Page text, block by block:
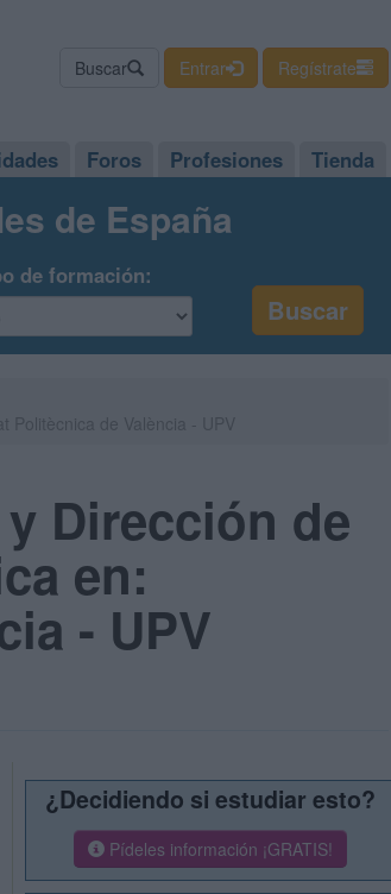
Buscar Entrar Regístrate
Foros Profesiones Tienda
de España
de formación:
Dirección de
en:
- UPV
¿Decidiendo si estudiar esto?
Pídeles información ¡GRATIS!